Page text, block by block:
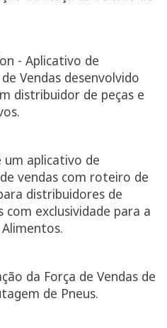
- Aplicativo de
Vendas desenvolvido
distribuidor de peças e
um aplicativo de
vendas com roteiro de
distribuidores de
exclusividade para a
da Força de Vendas de
de Pneus.